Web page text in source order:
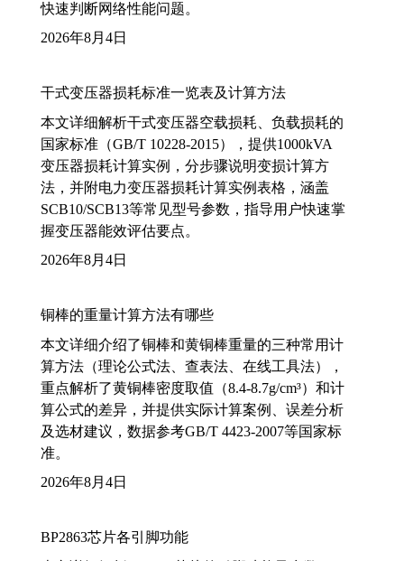
快速判断网络性能问题。
2026年8月4日
干式变压器损耗标准一览表及计算方法
本文详细解析干式变压器空载损耗、负载损耗的
国家标准（GB/T 10228-2015），提供1000kVA
变压器损耗计算实例，分步骤说明变损计算方
法，并附电力变压器损耗计算实例表格，涵盖
SCB10/SCB13等常见型号参数，指导用户快速掌
握变压器能效评估要点。
2026年8月4日
铜棒的重量计算方法有哪些
本文详细介绍了铜棒和黄铜棒重量的三种常用计
算方法（理论公式法、查表法、在线工具法），
重点解析了黄铜棒密度取值（8.4-8.7g/cm³）和计
算公式的差异，并提供实际计算案例、误差分析
及选材建议，数据参考GB/T 4423-2007等国家标
准。
2026年8月4日
BP2863芯片各引脚功能